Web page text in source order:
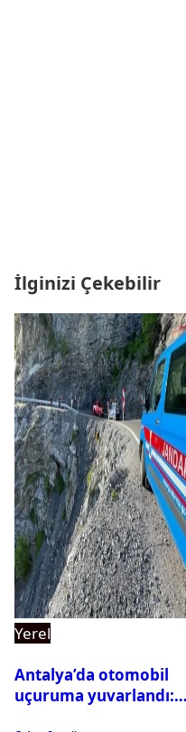
İlginizi Çekebilir
Yerel
Antalya’da otomobil
uçuruma yuvarlandı: